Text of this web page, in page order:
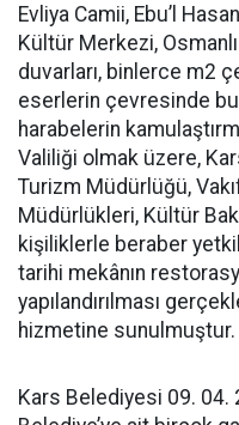
Evliya Camii, Ebu’l
Kültür Merkezi,
duvarları, binlerce m2
eserlerin çevresinde
harabelerin
Valiliği olmak üzere,
Turizm Müdürlüğü,
Müdürlükleri, Kültür
kişiliklerle beraber
tarihi mekânın
yapılandırılması
hizmetine sunulmuştur.
Kars Belediyesi 09. 04.